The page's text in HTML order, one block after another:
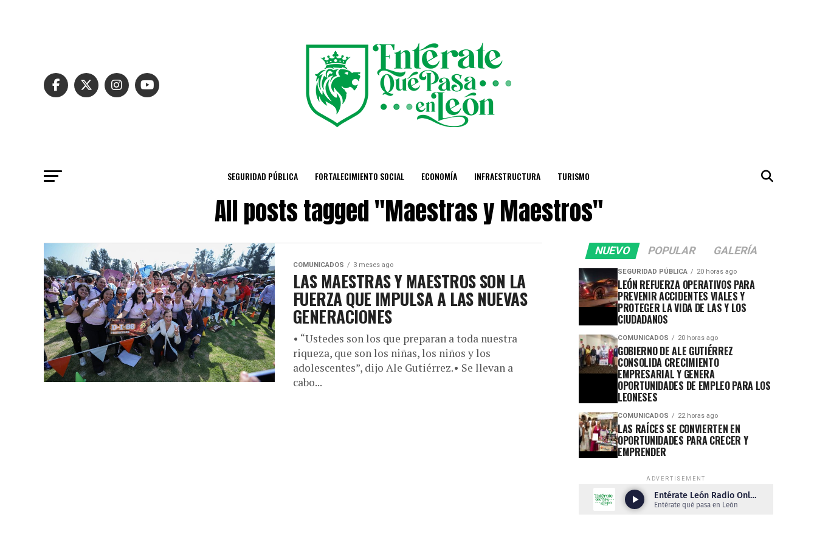
SEGURIDAD PÚBLICA FORTALECIMIENTO SOCIAL ECONOMÍA INFRAESTRUCTURA TURISMO
All posts tagged "Maestras y Maestros"
COMUNICADOS 3 meses ago
LAS MAESTRAS Y MAESTROS SON LA
FUERZA QUE IMPULSA A LAS NUEVAS
GENERACIONES
• “Ustedes son los que preparan a toda nuestra
riqueza, que son los niñas, los niños y los
adolescentes”, dijo Ale Gutiérrez.• Se llevan a
cabo...
NUEVO POPULAR GALERÍA
SEGURIDAD PÚBLICA 20 horas ago
LEÓN REFUERZA OPERATIVOS PARA
PREVENIR ACCIDENTES VIALES Y
PROTEGER LA VIDA DE LAS Y LOS
CIUDADANOS
COMUNICADOS 20 horas ago
GOBIERNO DE ALE GUTIÉRREZ
CONSOLIDA CRECIMIENTO
EMPRESARIAL Y GENERA
OPORTUNIDADES DE EMPLEO PARA LOS
LEONESES
COMUNICADOS 22 horas ago
LAS RAÍCES SE CONVIERTEN EN
OPORTUNIDADES PARA CRECER Y
EMPRENDER
ADVERTISEMENT